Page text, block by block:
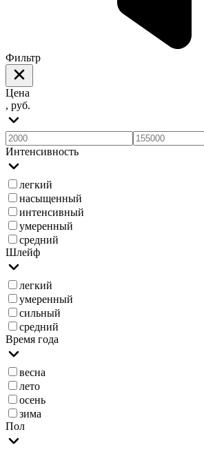
Фильтр
Цена
, руб.
Интенсивность
легкий
насыщенный
интенсивный
умеренный
средний
Шлейф
легкий
умеренный
сильный
средний
Время года
весна
лето
осень
зима
Пол